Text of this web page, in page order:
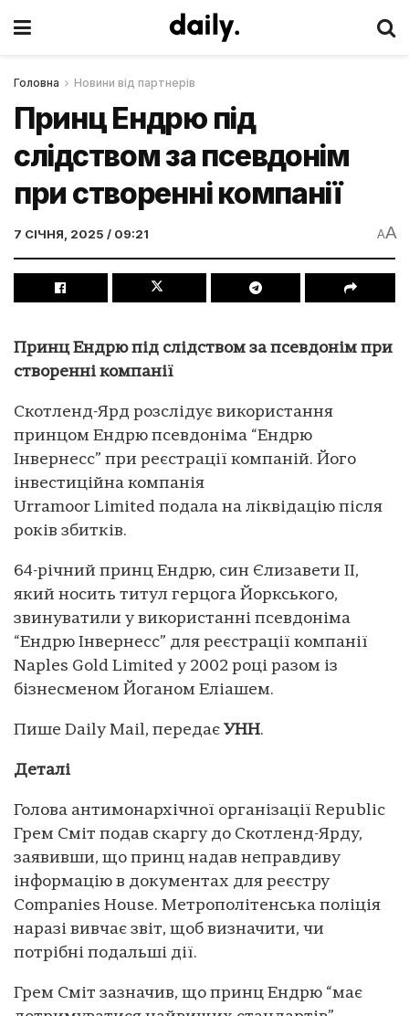
Головна Новини від партнерів
Принц Ендрю під
слідством за псевдонім
при створенні компанії
7 СІЧНЯ, 2025 / 09:21 AA
Принц Ендрю під слідством за псевдонім при
створенні компанії
Скотленд-Ярд розслідує використання
принцом Ендрю псевдоніма “Ендрю
Інвернесс” при реєстрації компаній. Його
інвестиційна компанія
Urramoor Limited подала на ліквідацію після
років збитків.
64-річний принц Ендрю, син Єлизавети ІІ,
який носить титул герцога Йоркського,
звинуватили у використанні псевдоніма
“Ендрю Інвернесс” для реєстрації компанії
Naples Gold Limited у 2002 році разом із
бізнесменом Йоганом Еліашем.
Пише Daily Mail, передає УНН.
Деталі
Голова антимонархічної організації Republic
Грем Сміт подав скаргу до Скотленд-Ярду,
заявивши, що принц надав неправдиву
інформацію в документах для реєстру
Companies House. Метрополітенська поліція
наразі вивчає звіт, щоб визначити, чи
потрібні подальші дії.
Грем Сміт зазначив, що принц Ендрю “має